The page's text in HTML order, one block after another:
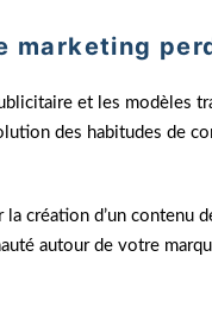
marketing
et les modèles
des habitudes de
création d’un contenu
autour de votre